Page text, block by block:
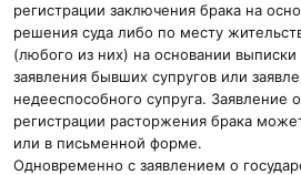
регистрации заключения брака на
решения суда либо по месту
(любого из них) на основании
заявления бывших супругов или
недееспособного супруга. Заявление
регистрации расторжения брака
или в письменной форме.
Одновременно с заявлением о